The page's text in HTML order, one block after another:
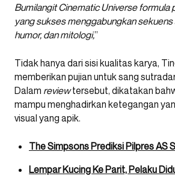
Bumilangit Cinematic Universe formula
yang sukses menggabungkan sekuens
humor, dan mitologi,”
Tidak hanya dari sisi kualitas karya,
memberikan pujian untuk sang
Dalam reviewtersebut, dikatakan
mampu menghadirkan ketegangan
visual yang apik.
The Simpsons Prediksi Pilpres AS
Lempar Kucing Ke Parit, Pelaku